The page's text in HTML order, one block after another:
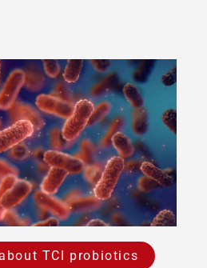
TCI probiotics